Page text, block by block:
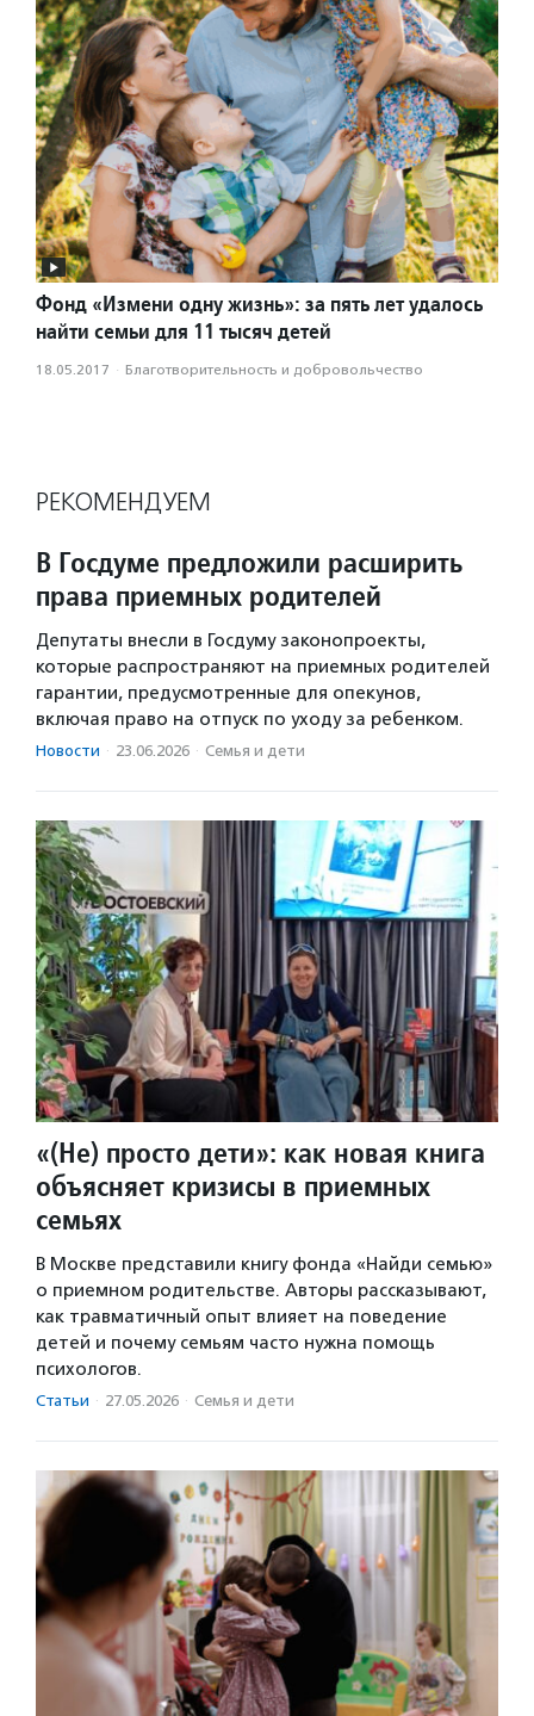
Фонд «Измени одну жизнь»: за пять лет удалось
найти семьи для 11 тысяч детей
18.05.2017 · Благотвори­тель­ность и доброволь­чест­во
РЕКОМЕНДУЕМ
В Госдуме предложили расширить
права приемных родителей
Депутаты внесли в Госдуму законопроекты,
которые распространяют на приемных родителей
гарантии, предусмотренные для опекунов,
включая право на отпуск по уходу за ребенком.
Новости · 23.06.2026 · Семья и дети
«(Не) просто дети»: как новая книга
объясняет кризисы в приемных
семьях
В Москве представили книгу фонда «Найди семью»
о приемном родительстве. Авторы рассказывают,
как травматичный опыт влияет на поведение
детей и почему семьям часто нужна помощь
психологов.
Статьи · 27.05.2026 · Семья и дети